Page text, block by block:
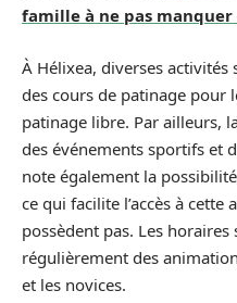
famille à ne pas
À Hélixea, diverses
des cours de patinage pour
patinage libre. Par ailleurs,
des événements sportifs et
note également la
ce qui facilite l’accès à cette
possèdent pas. Les
régulièrement des
et les novices.